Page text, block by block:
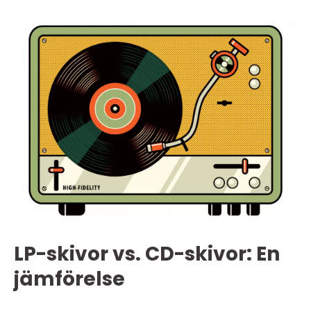
LP-skivor vs. CD-skivor: En
jämförelse